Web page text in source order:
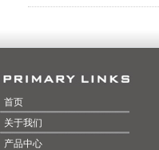
首页
关于我们
产品中心